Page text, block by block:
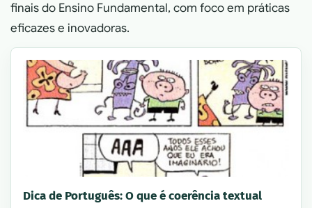
finais do Ensino Fundamental, com foco em práticas
eficazes e inovadoras.
Dica de Português: O que é coerência textual